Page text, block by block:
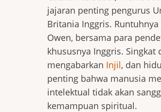
jajaran penting pengurus
Britania Inggris.
Owen, bersama para
khususnya Inggris.
mengabarkan Injil, dan
penting bahwa manusia
intelektual tidak akan
kemampuan spiritual.